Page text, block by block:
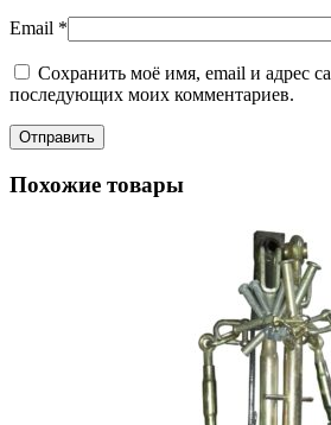
Email *
Сохранить моё имя, email и адрес
последующих моих комментариев.
Похожие товары